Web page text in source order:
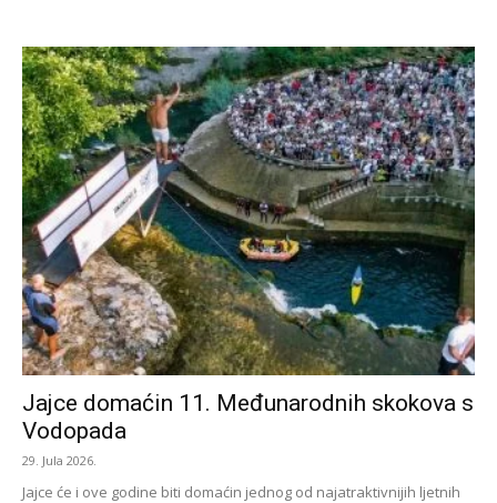
Jajce domaćin 11. Međunarodnih skokova s
Vodopada
29. Jula 2026.
Jajce će i ove godine biti domaćin jednog od najatraktivnijih ljetnih